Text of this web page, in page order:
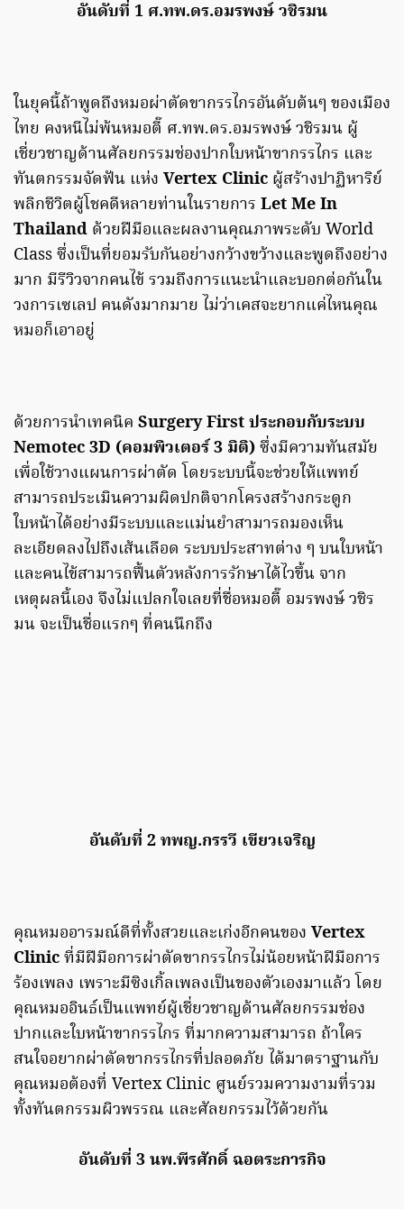
อันดับที่ 1 ศ.ทพ.ดร.อมรพงษ์ วชิรมน
ในยุคนี้ถ้าพูดถึงหมอผ่าตัดขากรรไกรอันดับต้นๆ ของเมือง
ไทย คงหนีไม่พ้นหมอตี๊ ศ.ทพ.ดร.อมรพงษ์ วชิรมน ผู้
เชี่ยวชาญด้านศัลยกรรมช่องปากใบหน้าขากรรไกร และ
ทันตกรรมจัดฟัน แห่ง Vertex Clinic ผู้สร้างปาฏิหาริย์
พลิกชีวิตผู้โชคดีหลายท่านในรายการ Let Me In
Thailand ด้วยฝีมือและผลงานคุณภาพระดับ World
Class ซึ่งเป็นที่ยอมรับกันอย่างกว้างขว้างและพูดถึงอย่าง
มาก มีรีวิวจากคนไข้ รวมถึงการแนะนำและบอกต่อกันใน
วงการเซเลป คนดังมากมาย ไม่ว่าเคสจะยากแค่ไหนคุณ
หมอก็เอาอยู่
ด้วยการนำเทคนิค Surgery First ประกอบกับระบบ
Nemotec 3D (คอมพิวเตอร์ 3 มิติ)ซึ่งมีความทันสมัย
เพื่อใช้วางแผนการผ่าตัด โดยระบบนี้จะช่วยให้แพทย์
สามารถประเมินความผิดปกติจากโครงสร้างกระดูก
ใบหน้าได้อย่างมีระบบและแม่นยำสามารถมองเห็น
ละเอียดลงไปถึงเส้นเลือด ระบบประสาทต่าง ๆ บนใบหน้า
และคนไข้สามารถฟื้นตัวหลังการรักษาได้ไวขึ้น จาก
เหตุผลนี้เอง จึงไม่แปลกใจเลยที่ชื่อหมอตี๊ อมรพงษ์ วชิร
มน จะเป็นชื่อแรกๆ ที่คนนึกถึง
อันดับที่ 2 ทพญ.กรรวี เขียวเจริญ
คุณหมออารมณ์ดีที่ทั้งสวยและเก่งอีกคนของ Vertex
Clinicที่มีฝีมือการผ่าตัดขากรรไกรไม่น้อยหน้าฝีมือการ
ร้องเพลง เพราะมีซิงเกิ้ลเพลงเป็นของตัวเองมาแล้ว โดย
คุณหมออินธ์เป็นแพทย์ผู้เชี่ยวชาญด้านศัลยกรรมช่อง
ปากและใบหน้าขากรรไกร ที่มากความสามารถ ถ้าใคร
สนใจอยากผ่าตัดขากรรไกรที่ปลอดภัย ได้มาตราฐานกับ
คุณหมอต้องที่ Vertex Clinic ศูนย์รวมความงามที่รวม
ทั้งทันตกรรมผิวพรรณ และศัลยกรรมไว้ด้วยกัน
อันดับที่ 3 นพ.พีรศักดิ์ ฉอตระการกิจ